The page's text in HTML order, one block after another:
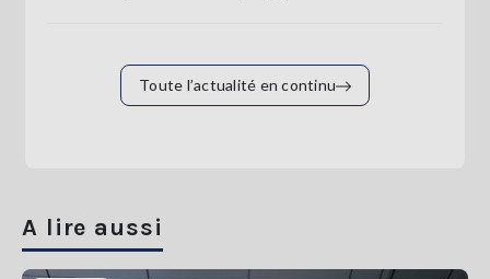
Toute l’actualité en continu
A lire aussi